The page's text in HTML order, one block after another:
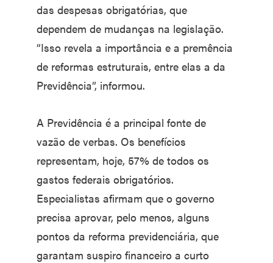
das despesas obrigatórias, que
dependem de mudanças na legislação.
“Isso revela a importância e a premência
de reformas estruturais, entre elas a da
Previdência”, informou.
A Previdência é a principal fonte de
vazão de verbas. Os benefícios
representam, hoje, 57% de todos os
gastos federais obrigatórios.
Especialistas afirmam que o governo
precisa aprovar, pelo menos, alguns
pontos da reforma previdenciária, que
garantam suspiro financeiro a curto